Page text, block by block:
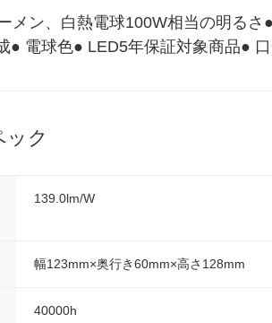
メン、白熱電球100W相当の明る
● 電球色● LED5年保証対象商品●
ック
139.0lm/W
幅123mm×奥行き60mm×高さ128mm
40000h